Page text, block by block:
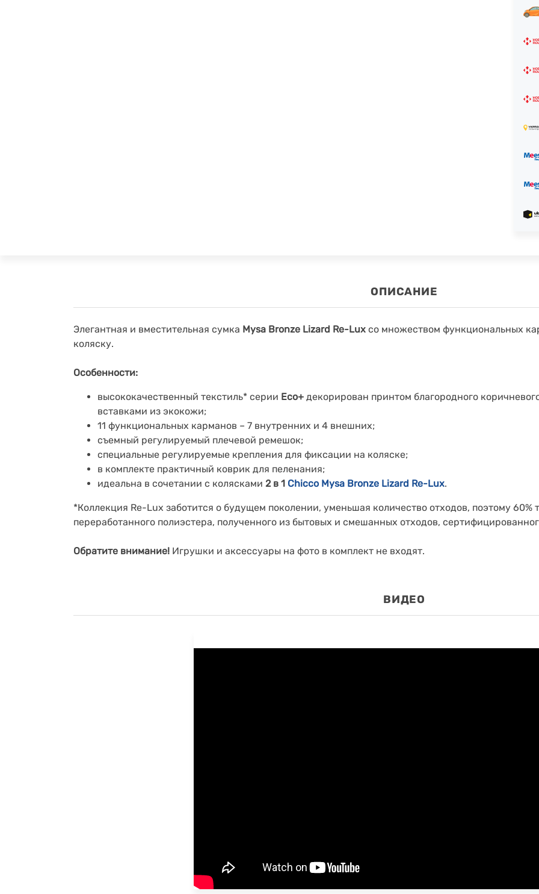
ОПИСАНИЕ
Элегантная и вместительная сумка Mysa Bronze Lizard Re-Lux со множеством функциональных
коляску.
Особенности:
высококачественный текстиль* серии Eco+ декорирован принтом благородного
вставками из экокожи;
11 функциональных карманов – 7 внутренних и 4 внешних;
съемный регулируемый плечевой ремешок;
специальные регулируемые крепления для фиксации на коляске;
в комплекте практичный коврик для пеленания;
идеальна в сочетании с колясками 2 в 1 Chicco Mysa Bronze Lizard Re-Lux.
*Коллекция Re-Lux заботится о будущем поколении, уменьшая количество отходов, поэтому 60%
переработанного полиэстера, полученного из бытовых и смешанных отходов,
Обратите внимание! Игрушки и аксессуары на фото в комплект не входят.
ВИДЕО